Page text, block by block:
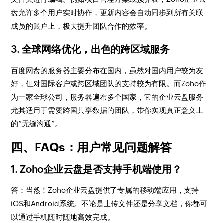
盘允许多个用户实时协作，更新内容会自动同步到所有关联
成员的账户上，极大提升团队合作的效率。
3. 全球网络优化，出色的跨区域服务
百度网盘的服务器主要分布在国内，虽然对国内用户较为友
好，但对国际客户或跨区域团队的支持较为有限。而Zoho作
为一家全球公司，服务器遍布多个国家，它的企业云盘服务
尤其适用于需要跨国共享数据的团队，带你实现真正意义上
的“无缝沟通”。
四、FAQs：用户常见问题解答
1. Zoho企业云盘是否支持手机端使用？
答：当然！Zoho企业云盘提供了专属的移动端应用，支持
iOS和Android系统。不论是上传文件还是分享文档，你都可
以通过手机随时随地高效完成。